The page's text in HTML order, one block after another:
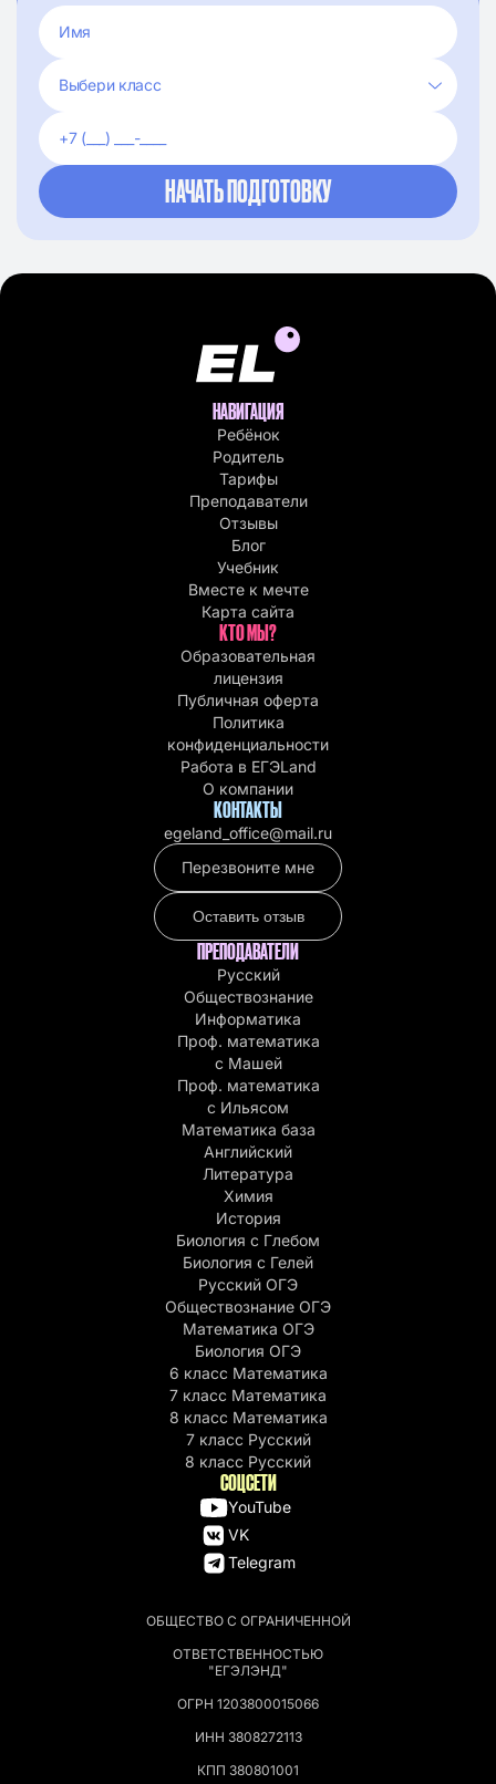
ОБЩЕСТВО С ОГРАНИЧЕННОЙ
ОТВЕТСТВЕННОСТЬЮ
"ЕГЭЛЭНД"
ОГРН 1203800015066
ИНН 3808272113
КПП 380801001
НАВИГАЦИЯ
Ребёнок
Родитель
Тарифы
Преподаватели
Отзывы
Блог
Учебник
Вместе к мечте
Карта сайта
КТО МЫ?
Образовательная
лицензия
Публичная оферта
Политика
конфиденциальности
Работа в EГЭLand
О компании
КОНТАКТЫ
egeland_office@mail.ru
Перезвоните мне
Оставить отзыв
ПРЕПОДАВАТЕЛИ
Русский
Обществознание
Информатика
Проф. математика
с Машей
Проф. математика
c Ильясом
Математика база
Английский
Литература
Химия
История
Биология с Глебом
Биология с Гелей
Русский ОГЭ
Обществознание ОГЭ
Математика ОГЭ
Биология ОГЭ
6 класс Математика
7 класс Математика
8 класс Математика
7 класс Русский
8 класс Русский
СОЦСЕТИ
YouTube
VK
Telegram